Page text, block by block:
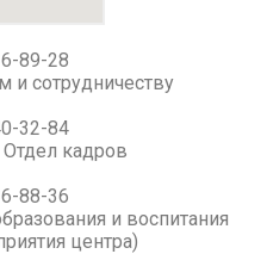
89-28
сотрудничеству
32-84
Отдел кадров
88-36
и воспитания
центра)